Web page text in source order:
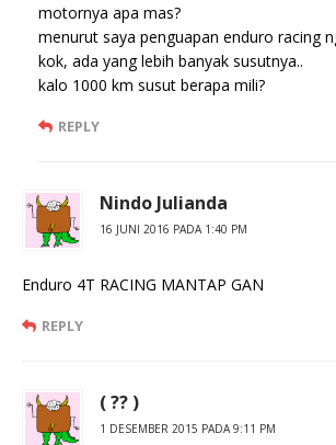
motornya apa mas?
menurut saya penguapan enduro racing
kok, ada yang lebih banyak susutnya..
kalo 1000 km susut berapa mili?
REPLY
Nindo Julianda
16 JUNI 2016 PADA 1:40 PM
Enduro 4T RACING MANTAP GAN
REPLY
( ?? )
1 DESEMBER 2015 PADA 9:11 PM